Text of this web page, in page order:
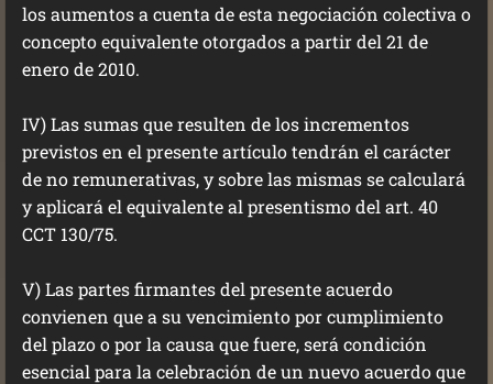
los aumentos a cuenta de esta negociación colectiva o
concepto equivalente otorgados a partir del 21 de
enero de 2010.
IV) Las sumas que resulten de los incrementos
previstos en el presente artículo tendrán el carácter
de no remunerativas, y sobre las mismas se calculará
y aplicará el equivalente al presentismo del art. 40
CCT 130/75.
V) Las partes firmantes del presente acuerdo
convienen que a su vencimiento por cumplimiento
del plazo o por la causa que fuere, será condición
esencial para la celebración de un nuevo acuerdo que